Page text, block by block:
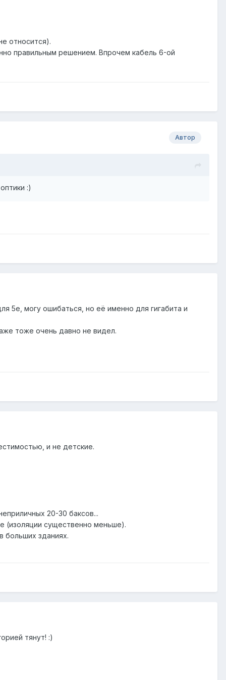
относится).
правильным решением. Впрочем кабель 6-ой
Автор
:)
5е, могу ошибаться, но её именно для гигабита и
тоже очень давно не видел.
и не детские.
20-30 баксов...
(изоляции существенно меньше).
больших зданиях.
тянут! :)